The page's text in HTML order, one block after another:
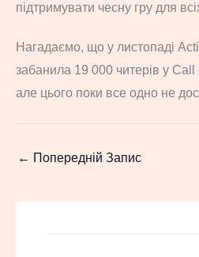
підтримувати чесну гру для
Нагадаємо, що у листопаді
забанила 19 000 читерів у
але цього поки все одно не
← Попередній Запис